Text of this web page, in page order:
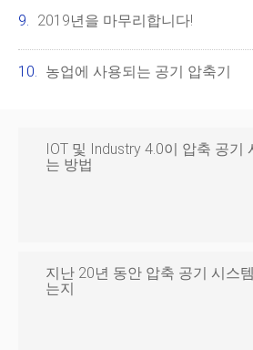
2019년을 마무리합니다!
농업에 사용되는 공기 압축기
IOT 및 Industry 4.0이 압축 공기
는 방법
지난 20년 동안 압축 공기 시스
는지